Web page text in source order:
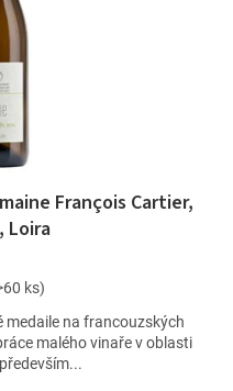
François Cartier,
Loira
ks)
medaile na francouzských
malého vinaře v oblasti